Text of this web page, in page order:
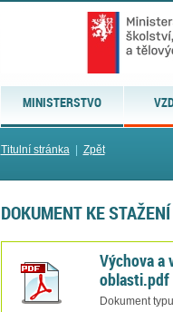
MINISTERSTVO
Titulní stránka| Zpět
DOKUMENT KE STAŽENÍ
Výchova a
oblasti.pdf
Dokument